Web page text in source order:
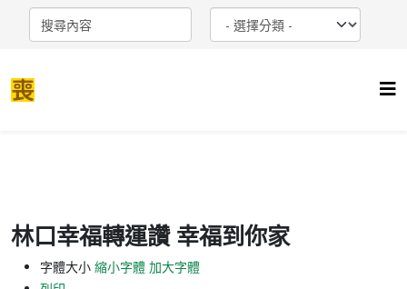
林口幸福轉運讚 幸福到你家
字體大小 縮小字體 加大字體